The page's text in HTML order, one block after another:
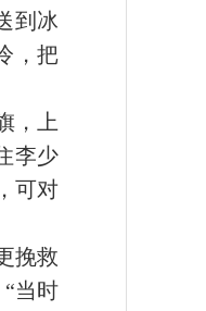
到冰
，把
，上
李少
可对
挽救
当时